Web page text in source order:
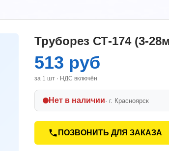
Труборез СТ-174 (3-
513 руб
за 1 шт · НДС включён
Нет в наличии· г. Красноярск
ПОЗВОНИТЬ ДЛЯ ЗАКАЗА